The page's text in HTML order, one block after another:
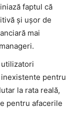
faptul că
și ușor de
mai
pentru
la rata reală,
pentru afacerile